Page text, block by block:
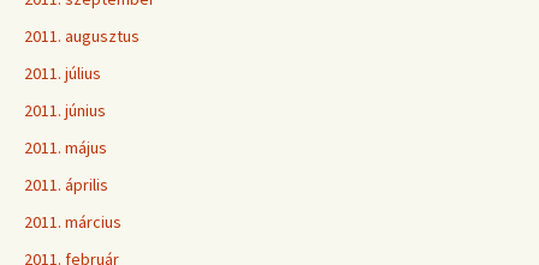
2011. augusztus
2011. július
2011. június
2011. május
2011. április
2011. március
2011. február